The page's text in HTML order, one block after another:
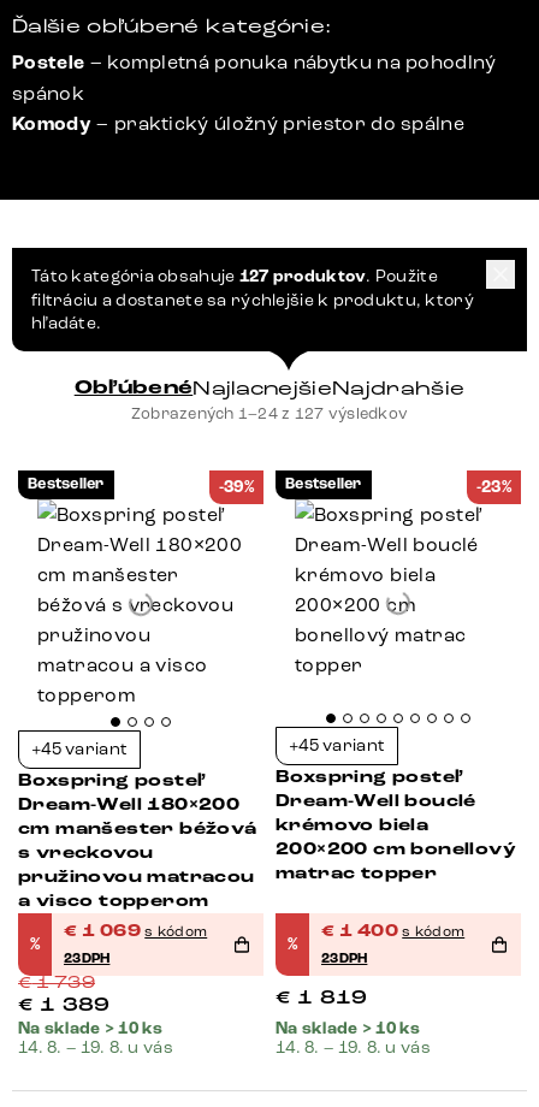
Ďalšie obľúbené kategórie:
Postele – kompletná ponuka nábytku na pohodlný
spánok
Komody – praktický úložný priestor do spálne
Táto kategória obsahuje 127 produktov. Použite
filtráciu a dostanete sa rýchlejšie k produktu, ktorý
hľadáte.
ObľúbenéNajlacnejšieNajdrahšie
Zobrazených 1–24 z 127 výsledkov
Bestseller -39%
+45 variant
Boxspring posteľ
Dream-Well 180×200
cm manšester béžová
s vreckovou
pružinovou matracou
a visco topperom
%
€ 1 069 s kódom
23DPH
€1 739
€ 1 389
Na sklade > 10 ks
14. 8. – 19. 8. u vás
Bestseller -23%
+45 variant
Boxspring posteľ
Dream-Well bouclé
krémovo biela
200×200 cm bonellový
matrac topper
%
€ 1 400 s kódom
23DPH
€ 1 819
Na sklade > 10 ks
14. 8. – 19. 8. u vás